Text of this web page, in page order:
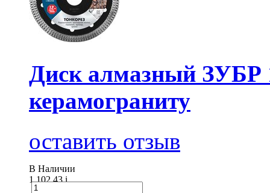
Диск алмазный ЗУБР
керамограниту
оставить отзыв
В Наличии
1 102.43i